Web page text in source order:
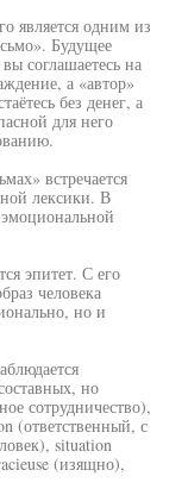
является одним из
Будущее
соглашаетесь на
а «автор»
без денег, а
для него
встречается
лексики. В
эпитет. С его
человека
но и
но
сотрудничество),
(ответственный, с
situation
(изящно),